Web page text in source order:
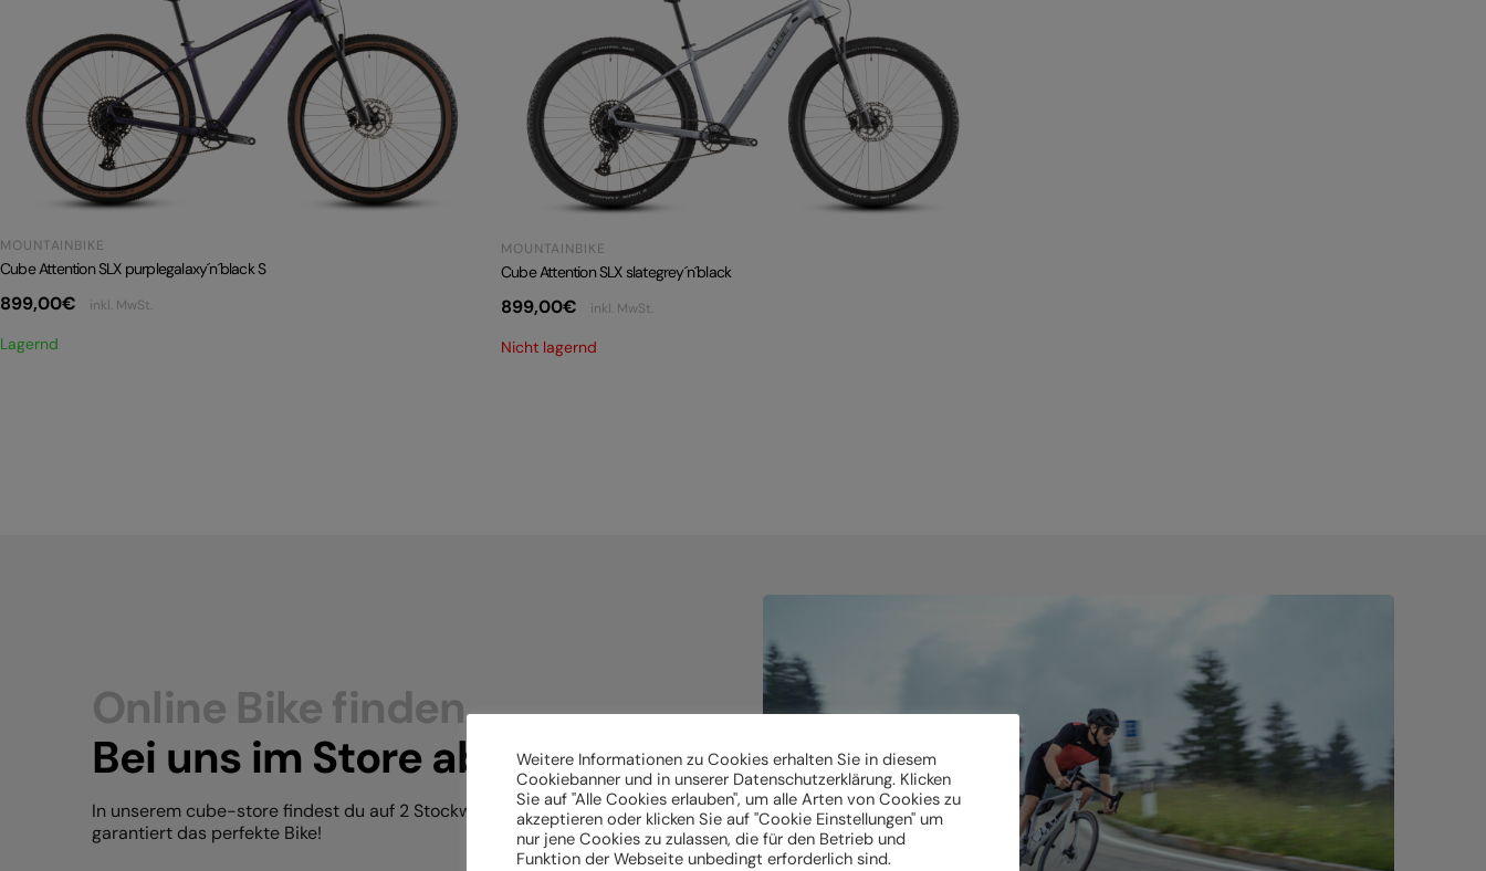
MOUNTAINBIKE
Cube Attention SLX purplegalaxy´n´black S
899,00€ inkl. MwSt.
Lagernd
MOUNTAINBIKE
Cube Attention SLX slategrey´n´black
899,00€ inkl. MwSt.
Nicht lagernd
Online Bike finden.
Bei uns im Store abholen.
In unserem cube-store findest du auf 2 Stockwerken
garantiert das perfekte Bike!
Weitere Informationen zu Cookies erhalten Sie in diesem
Cookiebanner und in unserer Datenschutzerklärung. Klicken
Sie auf "Alle Cookies erlauben", um alle Arten von Cookies zu
akzeptieren oder klicken Sie auf "Cookie Einstellungen" um
nur jene Cookies zu zulassen, die für den Betrieb und
Funktion der Webseite unbedingt erforderlich sind.